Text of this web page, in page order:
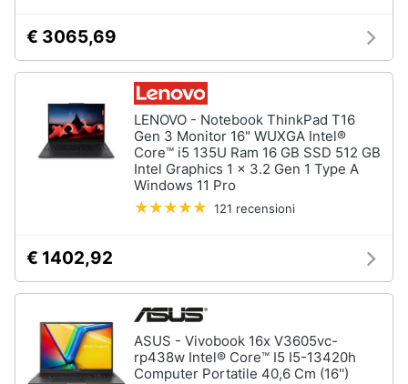
€ 3065,69
LENOVO - Notebook ThinkPad T16
Gen 3 Monitor 16" WUXGA Intel®
Core™ i5 135U Ram 16 GB SSD 512 GB
Intel Graphics 1 x 3.2 Gen 1 Type A
Windows 11 Pro
121 recensioni
€ 1402,92
ASUS - Vivobook 16x V3605vc-
rp438w Intel® Core™ I5 I5-13420h
Computer Portatile 40,6 Cm (16'')